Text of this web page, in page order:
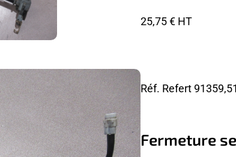
25,75 € HT
Réf. Refert 91359,51
Fermeture